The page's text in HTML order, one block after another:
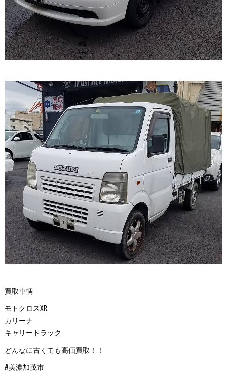
買取車輌
モトクロスXR
カリーナ
キャリートラック
どんなに古くても高価買取！！
#美濃加茂市